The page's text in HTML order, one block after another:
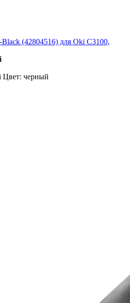
(42804516) для Oki С3100,
Цвет: черный